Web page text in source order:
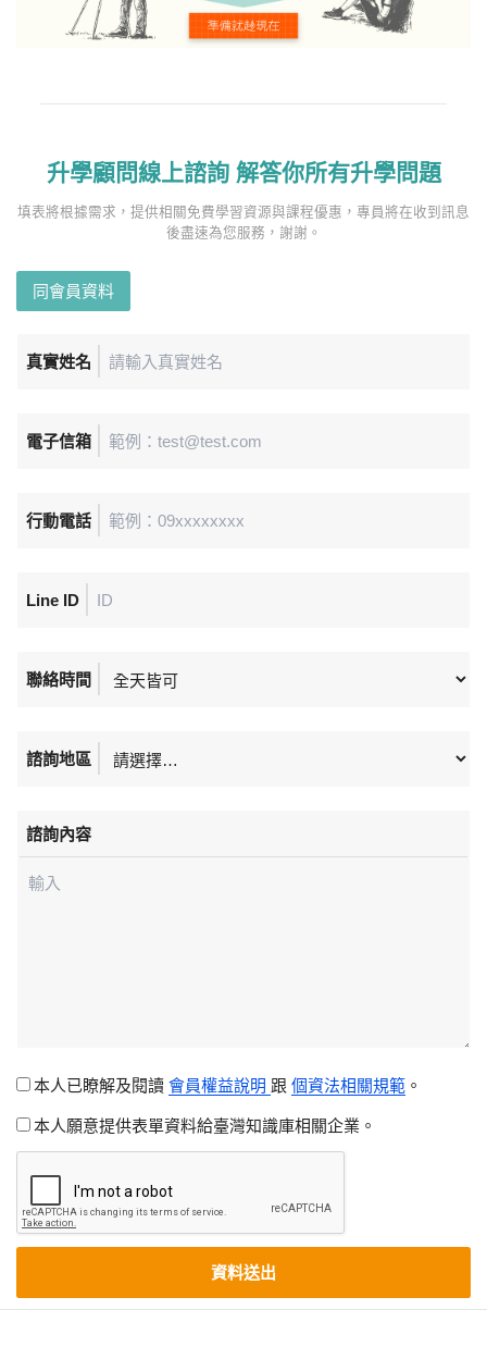
升學顧問線上諮詢 解答你所有升學問題
填表將根據需求，提供相關免費學習資源與課程優惠，專員將在收到訊息
後盡速為您服務，謝謝。
同會員資料
真實姓名
電子信箱
行動電話
Line ID
聯絡時間
諮詢地區
諮詢內容
本人已瞭解及閱讀 會員權益說明 跟 個資法相關規範 。
本人願意提供表單資料給臺灣知識庫相關企業。
資料送出